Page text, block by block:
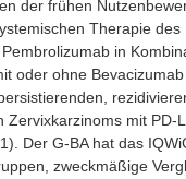
der frühen
Therapie des
in
oder ohne
Zervixkarzinoms mit PD-
Der G-BA hat das
zweckmäßige